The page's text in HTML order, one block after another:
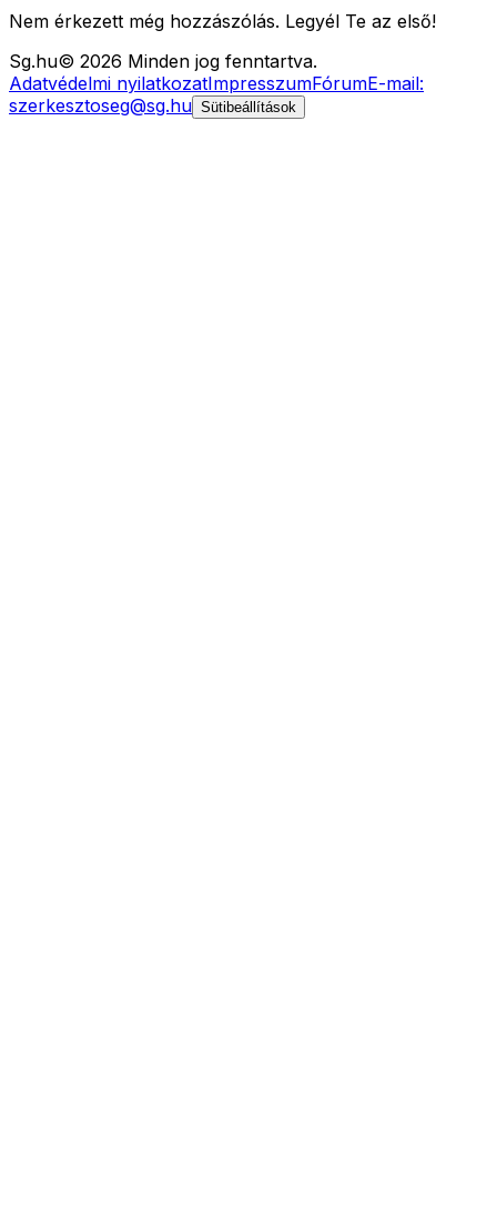
Nem érkezett még hozzászólás. Legyél Te az első!
Sg.hu© 2026 Minden jog fenntartva.
Adatvédelmi nyilatkozatImpresszumFórumE-mail:
szerkesztoseg@sg.hu Sütibeállítások